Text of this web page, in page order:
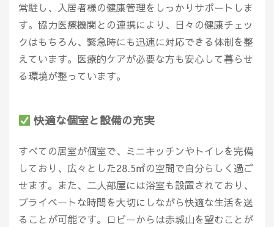
常駐し、入居者様の健康管理をしっかりサポートしま
す。協力医療機関との連携により、日々の健康チェッ
クはもちろん、緊急時にも迅速に対応できる体制を整
えています。医療的ケアが必要な方も安心して暮らせ
る環境が整っています。
快適な個室と設備の充実
すべての居室が個室で、ミニキッチンやトイレを完備
しており、広々とした28.5㎡の空間で自分らしく過ご
せます。また、二人部屋には浴室も設置されており、
プライベートな時間を大切にしながら快適な生活を送
ることが可能です。ロビーからは赤城山を望むことが